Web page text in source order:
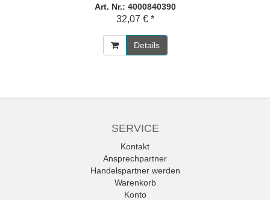
Art. Nr.: 4000840390
32,07 € *
Details
SERVICE
Kontakt
Ansprechpartner
Handelspartner werden
Warenkorb
Konto